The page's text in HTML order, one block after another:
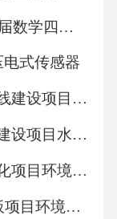
例图片04/
固体废物
业管理、
、视频通
拉运量，
置监管处
全覆盖监
黑龙江省鹤岗市向阳区2025届数学四年级第二学期期末质量检测模拟试题（含答案解析）
式传感器
绥化市北林区宝山镇污水管线建设项目水土保持报告表
道孚县玉科镇区域文化驿站建设项目水土保持报告表
环保有机竹炭热能供应一体化项目环境影响报告书
年产400万平方米印刷线路板项目环境影响报告表